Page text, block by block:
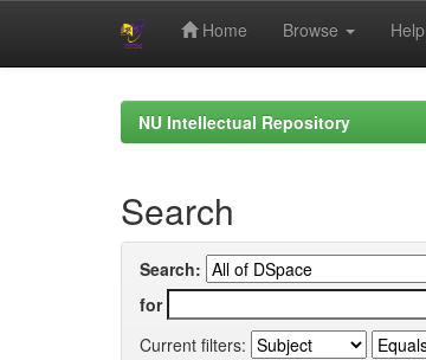
Home Browse Help
NU Intellectual Repository
Search
Search:
for
Current filters: